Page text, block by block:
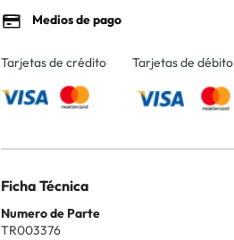
Medios de pago
Tarjetas de crédito Tarjetas de débito
Ficha Técnica
Numero de Parte
TR003376